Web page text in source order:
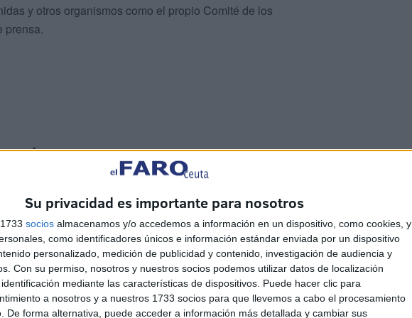
Su privacidad es importante para nosotros
socios almacenamos y/o accedemos a información en un dispositivo, como cookies, y
como identificadores únicos e información estándar enviada por un dispositivo
personalizado, medición de publicidad y contenido, investigación de audiencia y
Con su permiso, nosotros y nuestros socios podemos utilizar datos de localización
mediante las características de dispositivos. Puede hacer clic para
a nosotros y a nuestros 1733 socios para que llevemos a cabo el procesamiento
De forma alternativa, puede acceder a información más detallada y cambiar sus
y otros organismos como el propio Comité de los
prensa.
ahora
las actuaciones previas interpuestas por otras
incorporación a la instrucción los datos y